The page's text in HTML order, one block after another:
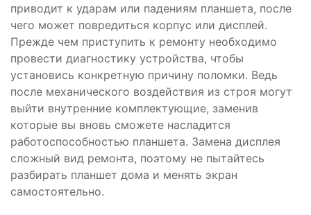
приводит к ударам или падениям планшета, после
чего может повредиться корпус или дисплей.
Прежде чем приступить к ремонту необходимо
провести диагностику устройства, чтобы
установись конкретную причину поломки. Ведь
после механического воздействия из строя могут
выйти внутренние комплектующие, заменив
которые вы вновь сможете насладится
работоспособностью планшета. Замена дисплея
сложный вид ремонта, поэтому не пытайтесь
разбирать планшет дома и менять экран
самостоятельно.